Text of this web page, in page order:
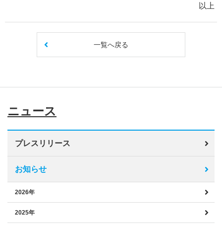
以上
一覧へ戻る
ニュース
プレスリリース
お知らせ
2026年
2025年